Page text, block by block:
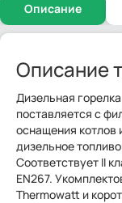
Описание
Описание
Дизельная
поставляется с
оснащения котлов
дизельное
Соответствует II
EN267.
Thermowatt и